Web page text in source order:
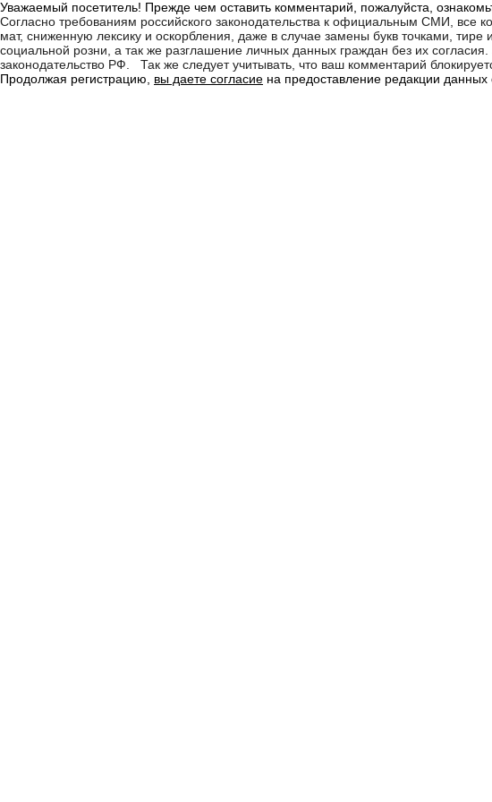
Уважаемый посетитель! Прежде чем оставить комментарий, пожалуйста,
Согласно требованиям российского законодательства к официальным СМИ, все
мат, сниженную лексику и оскорбления, даже в случае замены букв точками,
социальной розни, а так же разглашение личных данных граждан без их
законодательство РФ. Так же следует учитывать, что ваш комментарий
Продолжая регистрацию, вы даете согласие на предоставление редакции